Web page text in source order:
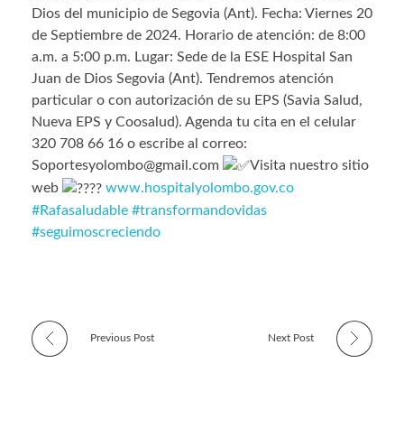
Dios del municipio de Segovia (Ant). Fecha: Viernes 20
de Septiembre de 2024. Horario de atención: de 8:00
a.m. a 5:00 p.m. Lugar: Sede de la ESE Hospital San
Juan de Dios Segovia (Ant). Tendremos atención
particular o con autorización de su EPS (Savia Salud,
Nueva EPS y Coosalud). Agenda tu cita en el celular
320 708 66 16 o escribe al correo:
Soportesyolombo@gmail.com
Visita nuestro sitio
web
www.hospitalyolombo.gov.co
#Rafasaludable #transformandovidas
#seguimoscreciendo
Previous Post Next Post